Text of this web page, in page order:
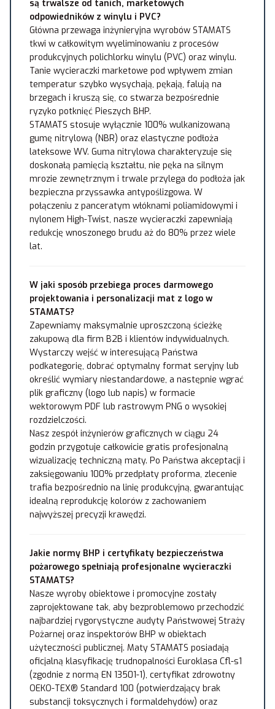
są trwalsze od tanich, marketowych
odpowiedników z winylu i PVC?
Główna przewaga inżynieryjna wyrobów STAMATS
tkwi w całkowitym wyeliminowaniu z procesów
produkcyjnych polichlorku winylu (PVC) oraz winylu.
Tanie wycieraczki marketowe pod wpływem zmian
temperatur szybko wysychają, pękają, falują na
brzegach i kruszą się, co stwarza bezpośrednie
ryzyko potknięć Pieszych BHP.
STAMATS stosuje wyłącznie 100% wulkanizowaną
gumę nitrylową (NBR) oraz elastyczne podłoża
lateksowe WV. Guma nitrylowa charakteryzuje się
doskonałą pamięcią kształtu, nie pęka na silnym
mrozie zewnętrznym i trwale przylega do podłoża jak
bezpieczna przyssawka antypoślizgowa. W
połączeniu z panceratym włóknami poliamidowymi i
nylonem High-Twist, nasze wycieraczki zapewniają
redukcję wnoszonego brudu aż do 80% przez wiele
lat.
W jaki sposób przebiega proces darmowego
projektowania i personalizacji mat z logo w
STAMATS?
Zapewniamy maksymalnie uproszczoną ścieżkę
zakupową dla firm B2B i klientów indywidualnych.
Wystarczy wejść w interesującą Państwa
podkategorię, dobrać optymalny format seryjny lub
określić wymiary niestandardowe, a następnie wgrać
plik graficzny (logo lub napis) w formacie
wektorowym PDF lub rastrowym PNG o wysokiej
rozdzielczości.
Nasz zespół inżynierów graficznych w ciągu 24
godzin przygotuje całkowicie gratis profesjonalną
wizualizację techniczną maty. Po Państwa akceptacji i
zaksięgowaniu 100% przedpłaty proforma, zlecenie
trafia bezpośrednio na linię produkcyjną, gwarantując
idealną reprodukcję kolorów z zachowaniem
najwyższej precyzji krawędzi.
Jakie normy BHP i certyfikaty bezpieczeństwa
pożarowego spełniają profesjonalne wycieraczki
STAMATS?
Nasze wyroby obiektowe i promocyjne zostały
zaprojektowane tak, aby bezproblemowo przechodzić
najbardziej rygorystyczne audyty Państwowej Straży
Pożarnej oraz inspektorów BHP w obiektach
użyteczności publicznej. Maty STAMATS posiadają
oficjalną klasyfikację trudnopalności Euroklasa Cfl-s1
(zgodnie z normą EN 13501-1), certyfikat zdrowotny
OEKO-TEX® Standard 100 (potwierdzający brak
substancji toksycznych i formaldehydów) oraz